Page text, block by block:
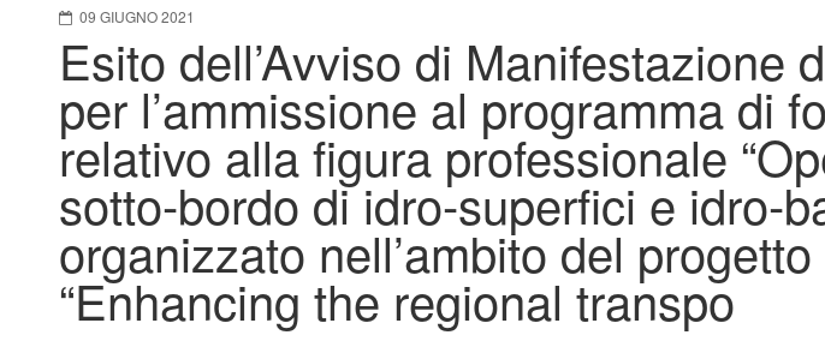
09 GIUGNO 2021
Esito dell’Avviso di Manifestazione
per l’ammissione al programma di
relativo alla figura professionale
sotto-bordo di idro-superfici e idro-
organizzato nell’ambito del
“Enhancing the regional transpo